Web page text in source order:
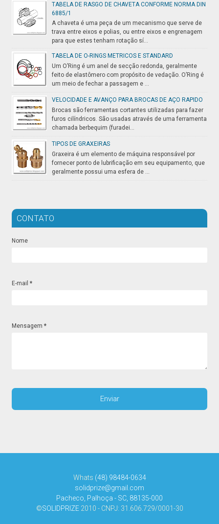
TABELA DE RASGO DE CHAVETA CONFORME NORMA DIN
6885/1
A chaveta é uma peça de um mecanismo que serve de
trava entre eixos e polias, ou entre eixos e engrenagem
para que estes tenham rotação sí...
TABELA DE O-RINGS METRICOS E STANDARD
Um O’Ring é um anel de secção redonda, geralmente
feito de elastômero com propósito de vedação. O’Ring é
um meio de fechar a passagem e ...
VELOCIDADE E AVANÇO PARA BROCAS DE AÇO RAPIDO
Brocas são ferramentas cortantes utilizadas para fazer
furos cilíndricos. São usadas através de uma ferramenta
chamada berbequim (furadei...
TIPOS DE GRAXEIRAS
Graxeira é um elemento de máquina responsável por
fornecer ponto de lubrificação em seu equipamento, que
geralmente possui uma esfera de ...
CONTATO
Nome
E-mail*
Mensagem*
Whats (48) 98484-0634
solidprize@gmail.com
Pacheco, Palhoça - SC, 88135-000
©SOLIDPRIZE2010 - CNPJ: 31.606.729/0001-30